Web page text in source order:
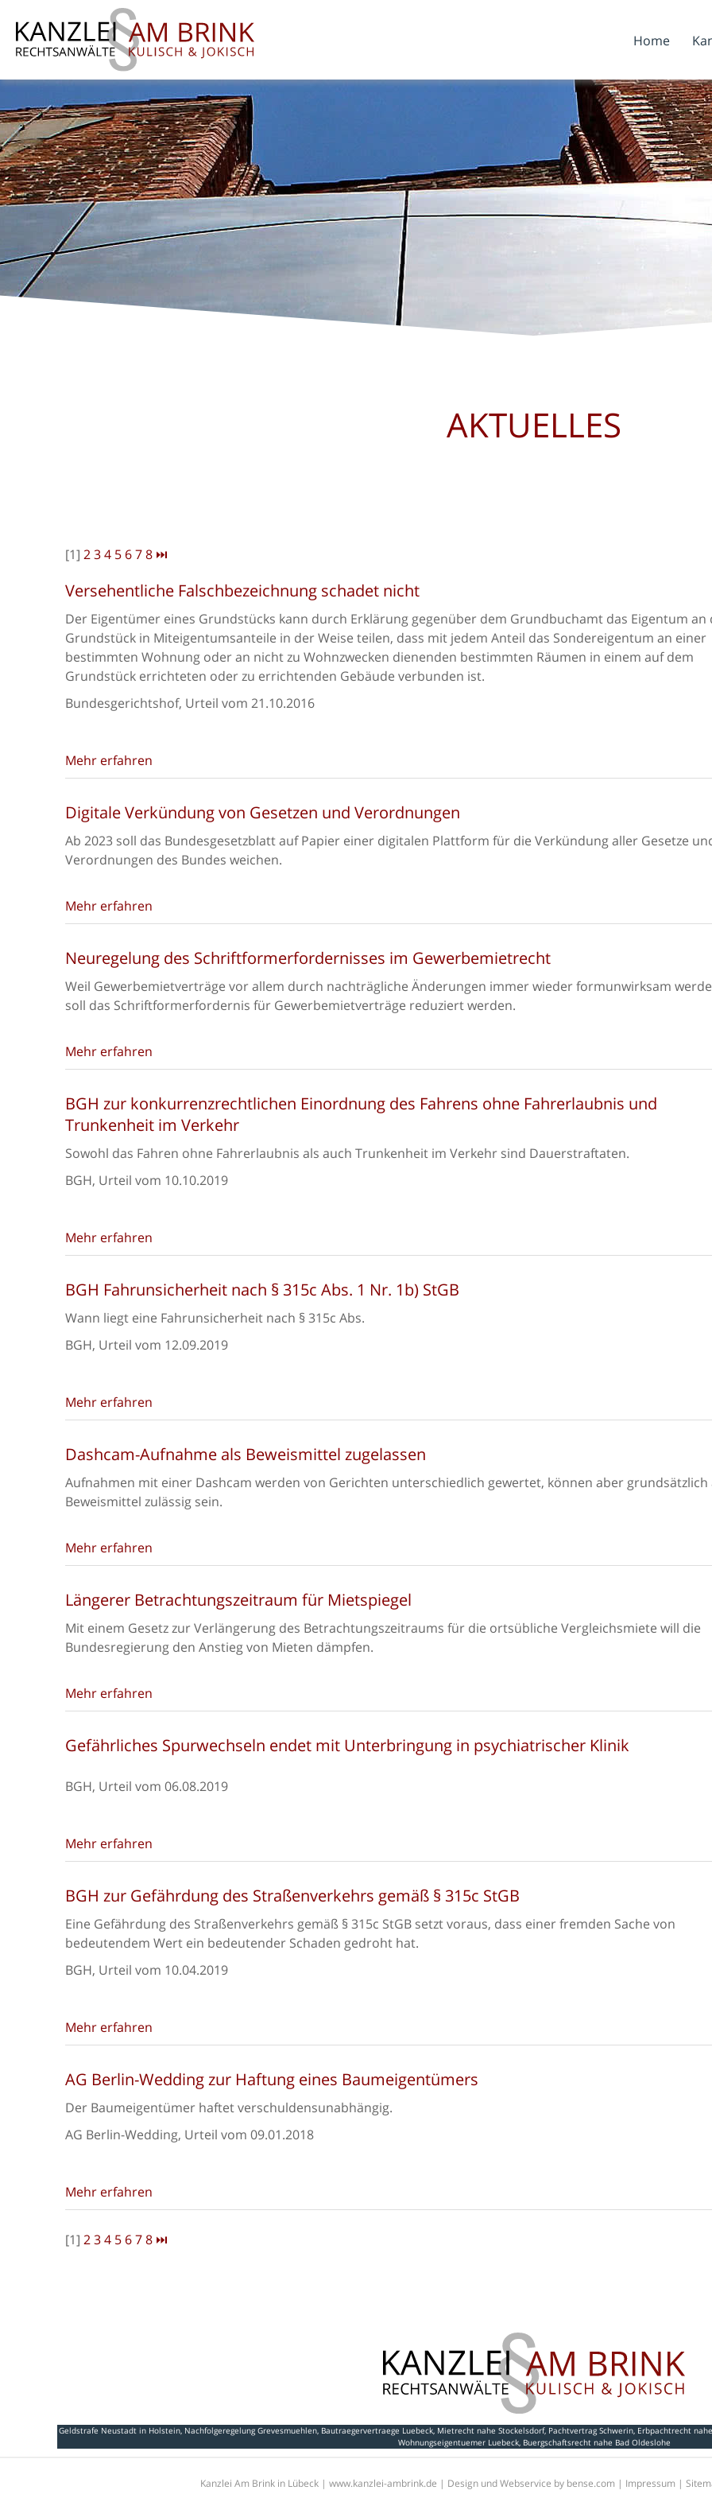
Home
AKTUELLES
[1] 234 5 678 ⏭
Versehentliche Falschbezeichnung schadet nicht
Der Eigentümer eines Grundstücks kann durch Erklärung gegenüber dem Grundbuchamt das Eigentum an
Grundstück in Miteigentumsanteile in der Weise teilen, dass mit jedem Anteil das Sondereigentum an einer
bestimmten Wohnung oder an nicht zu Wohnzwecken dienenden bestimmten Räumen in einem auf dem
Grundstück errichteten oder zu errichtenden Gebäude verbunden ist.
Bundesgerichtshof, Urteil vom 21.10.2016
Mehr erfahren
Digitale Verkündung von Gesetzen und Verordnungen
Ab 2023 soll das Bundesgesetzblatt auf Papier einer digitalen Plattform für die Verkündung aller Gesetze
Verordnungen des Bundes weichen.
Mehr erfahren
Neuregelung des Schriftformerfordernisses im Gewerbemietrecht
Weil Gewerbemietverträge vor allem durch nachträgliche Änderungen immer wieder formunwirksam
soll das Schriftformerfordernis für Gewerbemietverträge reduziert werden.
Mehr erfahren
BGH zur konkurrenzrechtlichen Einordnung des Fahrens ohne Fahrerlaubnis und
Trunkenheit im Verkehr
Sowohl das Fahren ohne Fahrerlaubnis als auch Trunkenheit im Verkehr sind Dauerstraftaten.
BGH, Urteil vom 10.10.2019
Mehr erfahren
BGH Fahrunsicherheit nach § 315c Abs. 1 Nr. 1b) StGB
Wann liegt eine Fahrunsicherheit nach § 315c Abs.
BGH, Urteil vom 12.09.2019
Mehr erfahren
Dashcam-Aufnahme als Beweismittel zugelassen
Aufnahmen mit einer Dashcam werden von Gerichten unterschiedlich gewertet, können aber grundsätzlich
Beweismittel zulässig sein.
Mehr erfahren
Längerer Betrachtungszeitraum für Mietspiegel
Mit einem Gesetz zur Verlängerung des Betrachtungszeitraums für die ortsübliche Vergleichsmiete will die
Bundesregierung den Anstieg von Mieten dämpfen.
Mehr erfahren
Gefährliches Spurwechseln endet mit Unterbringung in psychiatrischer Klinik
BGH, Urteil vom 06.08.2019
Mehr erfahren
BGH zur Gefährdung des Straßenverkehrs gemäß § 315c StGB
Eine Gefährdung des Straßenverkehrs gemäß § 315c StGB setzt voraus, dass einer fremden Sache von
bedeutendem Wert ein bedeutender Schaden gedroht hat.
BGH, Urteil vom 10.04.2019
Mehr erfahren
AG Berlin-Wedding zur Haftung eines Baumeigentümers
Der Baumeigentümer haftet verschuldensunabhängig.
AG Berlin-Wedding, Urteil vom 09.01.2018
Mehr erfahren
[1] 234 5 678 ⏭
Geldstrafe Neustadt in Holstein, Nachfolgeregelung Grevesmuehlen, Bautraegervertraege Luebeck, Mietrecht nahe Stockelsdorf, Pachtvertrag Schwerin, Erbpachtrecht
Wohnungseigentuemer Luebeck, Buergschaftsrecht nahe Bad Oldeslohe
Kanzlei Am Brink in Lübeck | www.kanzlei-ambrink.de | Design und Webservice by bense.com | Impressum |